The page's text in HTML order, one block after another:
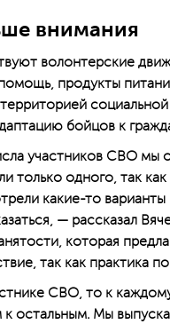
внимания
волонтерские
продукты
бойцов к
участников СВО мы
только одного, так
какие-то
— рассказал
которая
так как практика
СВО, то к
остальным. Мы